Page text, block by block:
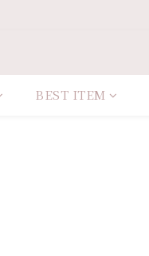
BEST ITEM